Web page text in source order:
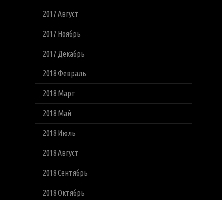
2017 Август
2017 Ноябрь
2017 Декабрь
2018 Февраль
2018 Март
2018 Май
2018 Июль
2018 Август
2018 Сентябрь
2018 Октябрь